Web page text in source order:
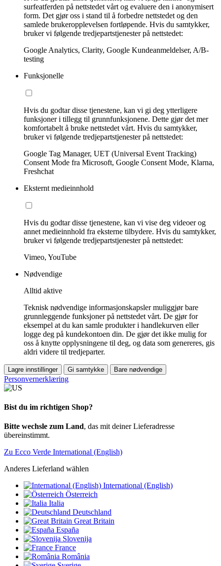
surfeatferden på nettstedet vårt og evaluere den i anonymisert
form. Det gjør oss i stand til å forbedre nettstedet og den
samlede brukeropplevelsen fortløpende. Hvis du samtykker,
bruker vi følgende tredjepartstjenester på nettstedet:
Google Analytics, Clarity, Google Kundeanmeldelser, A/B-
testing
Funksjonelle
Hvis du godtar disse tjenestene, kan vi gi deg ytterligere
funksjoner i tillegg til grunnfunksjonene. Dette gjør det mer
komfortabelt å bruke nettstedet vårt. Hvis du samtykker,
bruker vi følgende tredjepartstjenester på nettstedet:
Google Tag Manager, UET (Universal Event Tracking)
Consent Mode fra Microsoft, Google Consent Mode, Klarna,
Freshchat
Eksternt medieinnhold
Hvis du godtar disse tjenestene, kan vi vise deg videoer og
annet medieinnhold fra eksterne tilbydere. Hvis du samtykker,
bruker vi følgende tredjepartstjenester på nettstedet:
Vimeo, YouTube
Nødvendige
Alltid aktive
Teknisk nødvendige informasjonskapsler muliggjør bare
grunnleggende funksjoner på nettstedet vårt. De gjør for
eksempel at du kan samle produkter i handlekurven eller
logge deg på kundekontoen din. De gjør det ikke mulig for
oss å knytte opplysningene til deg, og data som genereres, gis
aldri videre til tredjeparter.
Lagre innstillinger Gi samtykke Bare nødvendige
Personvernerklæring
Bist du im richtigen Shop?
Bitte wechsle zum Land, das mit deiner Lieferadresse
übereinstimmt.
Zu Ecco Verde International (English)
Anderes Lieferland wählen
International (English)
Österreich
Italia
Deutschland
Great Britain
España
Slovenija
France
România